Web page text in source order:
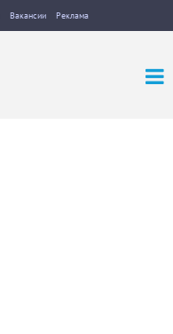
Вакансии Реклама